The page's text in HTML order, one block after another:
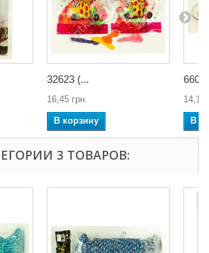
32623 (...
16,45 грн.
В корзину
660...
14,10
В
3 ТОВАРОВ: